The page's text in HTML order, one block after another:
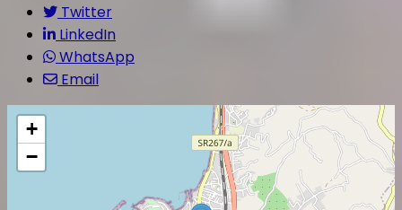
Twitter
LinkedIn
WhatsApp
Email
+
−